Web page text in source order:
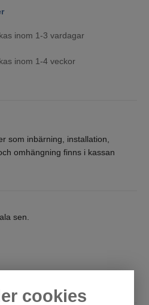
cookies
inom 1-3 vardagar
inom 1-4 veckor
som inbärning, installation,
omhängning finns i kassan
sen.
tillbehör